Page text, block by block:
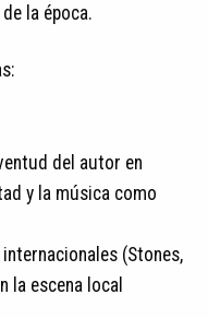
la época.
del autor en
y la música como
(Stones,
la escena local